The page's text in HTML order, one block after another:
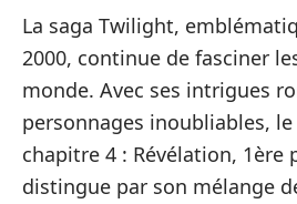
La saga Twilight,
2000, continue de fasciner
monde. Avec ses intrigues
personnages inoubliables,
chapitre 4 : Révélation, 1ère
distingue par son mélange